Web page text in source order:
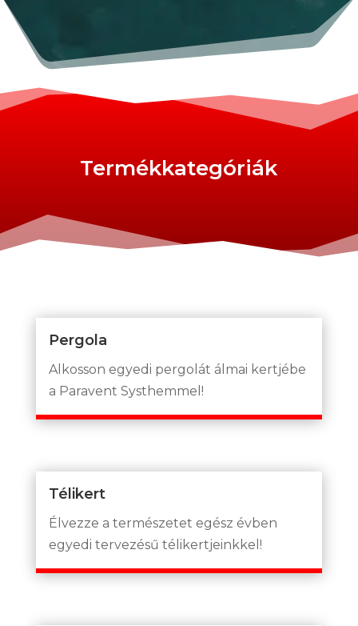
Termékkategóriák
Pergola
Alkosson egyedi pergolát álmai kertjébe
a Paravent Systhemmel!
Télikert
Élvezze a természetet egész évben
egyedi tervezésű télikertjeinkkel!